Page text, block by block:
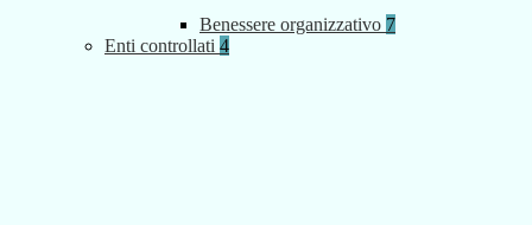
Benessere organizzativo 7
Enti controllati 4